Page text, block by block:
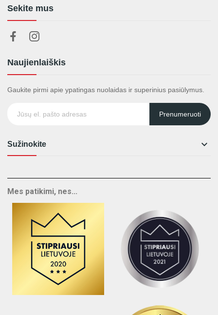
Sekite mus
Naujienlaiškis
Gaukite pirmi apie ypatingas nuolaidas ir superinius pasiūlymus.
Prenumeruoti
Sužinokite 
Mes patikimi, nes...